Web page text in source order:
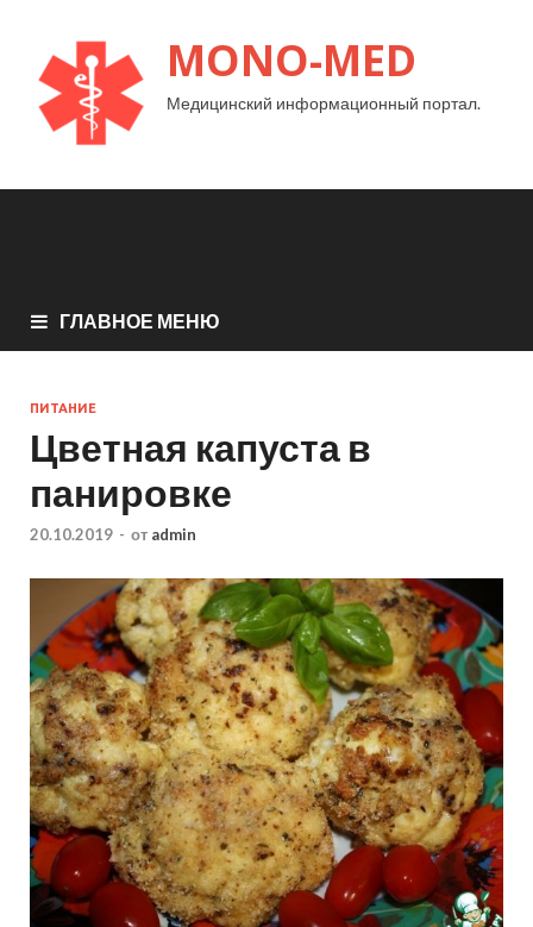
MONO-MED
Медицинский информационный портал.
ГЛАВНОЕ МЕНЮ
ПИТАНИЕ
Цветная капуста в
панировке
20.10.2019 - от admin